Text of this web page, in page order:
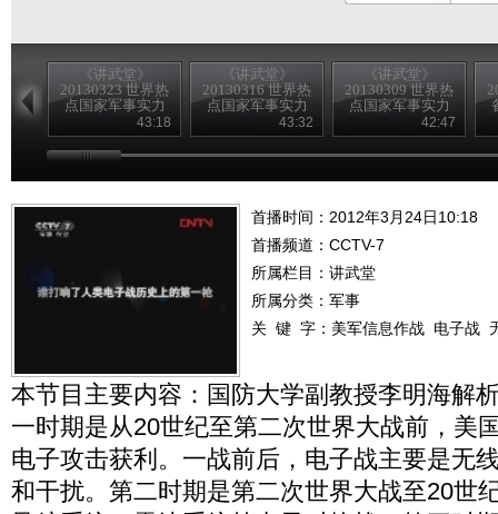
《讲武堂》
20130323 世界热
点国家军事实力
扫描之三崛起的
印度军力
43:18
《讲武堂》
20130316 世界热
点国家军事实力
扫描之二 躁动的
日本军力
43:32
《讲武堂》
20130309 世界热
点国家军事实力
扫描之一潜在的
韩国军力
42:47
首播时间：2012年3月24日10:18
首播频道： CCTV-7
所属栏目： 讲武堂
所属分类：军事
关 键 字： 美军信息作战 电子战
本节目主要内容：国防大学副教授李明海解
一时期是从20世纪至第二次世界大战前，美
电子攻击获利。一战前后，电子战主要是无
和干扰。第二时期是第二次世界大战至20世